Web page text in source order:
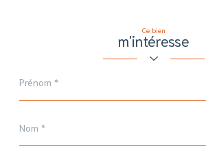
Ce bien
m'intéresse
*
*